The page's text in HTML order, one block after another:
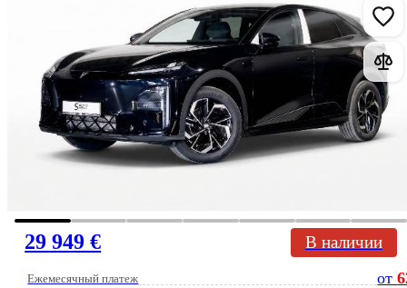
29 949 € В наличии
Ежемесячный платеж от